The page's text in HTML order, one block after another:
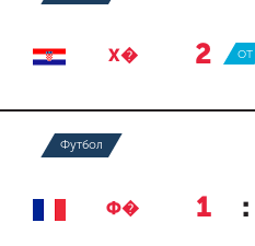
Х� 2 :
ОТ
Футбол
Ф� 1 :